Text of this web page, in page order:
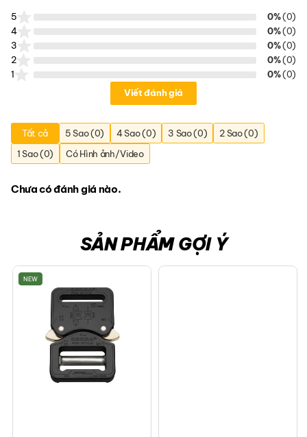
5 0%(0)
4
0%(0)
3
0%(0)
2
0%(0)
1
0%(0)
Viết đánh giá
Tất cả 5 Sao (0) 4 Sao (0) 3 Sao (0)
2 Sao (0)
1 Sao (0)
Có Hình ảnh/Video
Chưa có đánh giá nào.
SẢN PHẨM GỢI Ý
NEW